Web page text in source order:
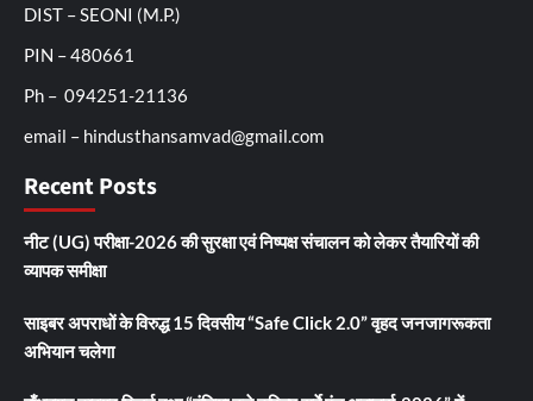
DIST – SEONI (M.P.)
PIN – 480661
Ph – 094251-21136
email – hindusthansamvad@gmail.com
Recent Posts
नीट (UG) परीक्षा-2026 की सुरक्षा एवं निष्पक्ष संचालन को लेकर तैयारियों की
व्यापक समीक्षा
साइबर अपराधों के विरुद्ध 15 दिवसीय “Safe Click 2.0” वृहद जनजागरूकता
अभियान चलेगा